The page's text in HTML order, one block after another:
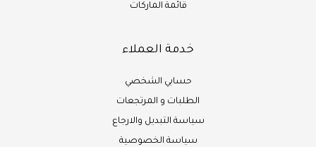
قائمة الماركات
خدمة العملاء
حسابي الشخصي
الطلبات و المرتجعات
سياسة التبديل والارجاع
سياسة الخصوصية